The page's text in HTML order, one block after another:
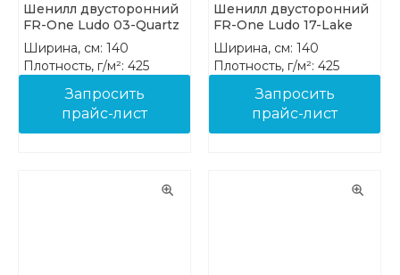
Шенилл двусторонний
FR-One Ludo 03-Quartz
Ширина, см: 140
Плотность, г/м²: 425
Запросить
прайс-лист
Шенилл двусторонний
FR-One Ludo 17-Lake
Ширина, см: 140
Плотность, г/м²: 425
Запросить
прайс-лист